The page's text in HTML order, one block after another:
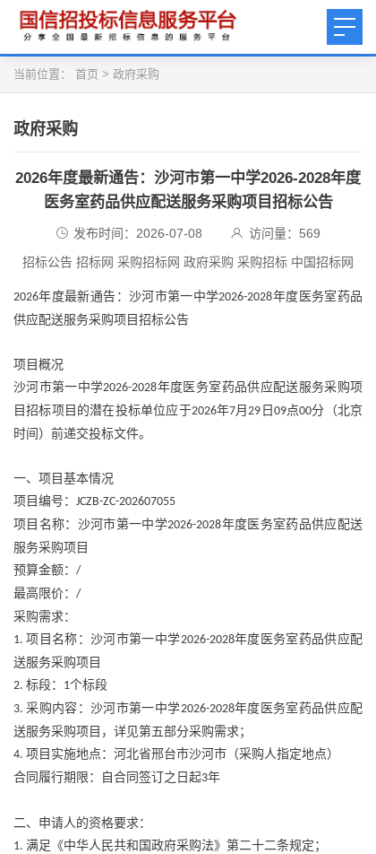
当前位置： 首页 > 政府采购
政府采购
2026年度最新通告：沙河市第一中学2026-2028年度
医务室药品供应配送服务采购项目招标公告
发布时间：2026-07-08 访问量： 569
招标公告 招标网 采购招标网 政府采购 采购招标 中国招标网
2026年度最新通告：沙河市第一中学2026-2028年度医务室药品
供应配送服务采购项目招标公告
项目概况
沙河市第一中学2026-2028年度医务室药品供应配送服务采购项
目招标项目的潜在投标单位应于2026年7月29 日 09点00分（北京
时间）前递交投标文件。
一、项目基本情况
项目编号： JCZB-ZC-202607055
项目名称：沙河市第一中学2026-2028年度医务室药品供应配送
服务采购项目
预算金额： /
最高限价： /
采购需求：
1.项目名称：沙河市第一中学2026-2028年度医务室药品供应配
送服务采购项目
2. 标段： 1个标段
3.采购内容：沙河市第一中学2026-2028年度医务室药品供应配
送服务采购项目，详见第五部分采购需求；
4. 项目实施地点：河北省邢台市沙河市（采购人指定地点）
合同履行期限：自合同签订之日起3年
二、申请人的资格要求：
1. 满足《中华人民共和国政府采购法》第二十二条规定；